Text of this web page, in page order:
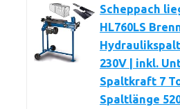
Scheppach
HL760LS
230V | inkl.
Spaltkraft 7
Spaltlänge